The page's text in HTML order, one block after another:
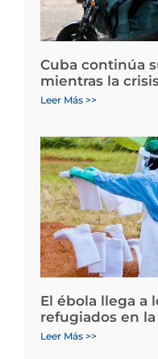
Cuba continúa
mientras la
Leer Más >>
El ébola llega a
refugiados en la
Leer Más >>